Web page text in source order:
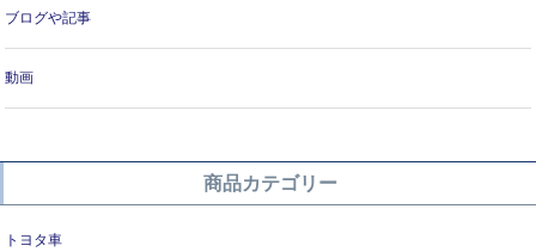
ブログや記事
動画
商品カテゴリー
トヨタ車